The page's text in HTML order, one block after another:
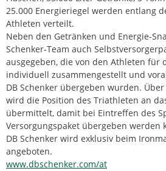
25.000 Energieriegel werden entlang
Athleten verteilt.
Neben den Getränken und Energie-
Schenker-Team auch
ausgegeben, die von den Athleten für
individuell zusammengestellt und
DB Schenker übergeben wurden.
wird die Position des Triathleten an
übermittelt, damit bei Eintreffen des
Versorgungspaket übergeben werden
DB Schenker wird exklusiv beim
angeboten.
www.dbschenker.com/at